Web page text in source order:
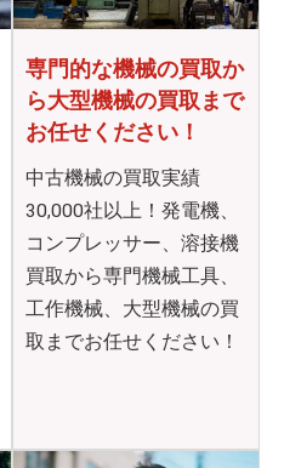
専門的な機械の買取か
ら大型機械の買取まで
お任せください！
中古機械の買取実績
30,000社以上！発電機、
コンプレッサー、溶接機
買取から専門機械工具、
工作機械、大型機械の買
取までお任せください！